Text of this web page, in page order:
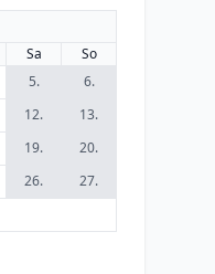
Sa
So
5.
6.
12.
13.
19.
20.
26.
27.